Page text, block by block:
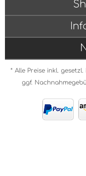
* Alle Preise inkl.
ggf.